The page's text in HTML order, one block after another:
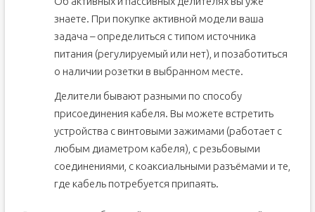
знаете. При покупке активной модели ваша
задача – определиться с типом источника
питания (регулируемый или нет), и позаботиться
о наличии розетки в выбранном месте.
Делители бывают разными по способу
присоединения кабеля. Вы можете встретить
устройства с винтовыми зажимами (работает с
любым диаметром кабеля), с резьбовыми
соединениями, с коаксиальными разъёмами и те,
где кабель потребуется припаять.